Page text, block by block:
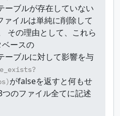
ブルが存在していない
イルは単純に削除して
その理由として、これら
ースの
ブルに対して影響を与
がfalseを返すと何もせ
のファイル全てに記述